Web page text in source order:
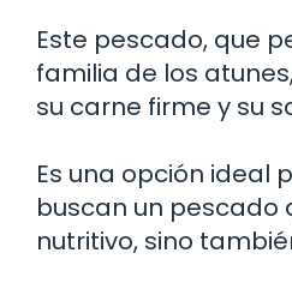
Este pescado, que
familia de los
su carne firme y su
Es una opción ideal
buscan un pescado
nutritivo, sino